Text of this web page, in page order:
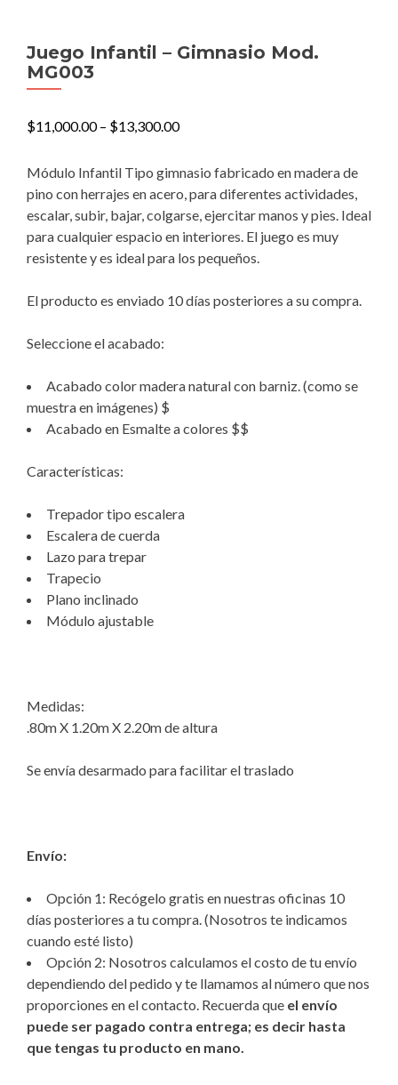
Juego Infantil – Gimnasio Mod.
MG003
$11,000.00– $13,300.00
Módulo Infantil Tipo gimnasio fabricado en madera de
pino con herrajes en acero, para diferentes actividades,
escalar, subir, bajar, colgarse, ejercitar manos y pies. Ideal
para cualquier espacio en interiores. El juego es muy
resistente y es ideal para los pequeños.
El producto es enviado 10 días posteriores a su compra.
Seleccione el acabado:
Acabado color madera natural con barniz. (como se
muestra en imágenes) $
Acabado en Esmalte a colores $$
Características:
Trepador tipo escalera
Escalera de cuerda
Lazo para trepar
Trapecio
Plano inclinado
Módulo ajustable
Medidas:
.80m X 1.20m X 2.20m de altura
Se envía desarmado para facilitar el traslado
Envío:
Opción 1: Recógelo gratis en nuestras oficinas 10
días posteriores a tu compra. (Nosotros te indicamos
cuando esté listo)
Opción 2: Nosotros calculamos el costo de tu envío
dependiendo del pedido y te llamamos al número que nos
proporciones en el contacto. Recuerda que el envío
puede ser pagado contra entrega; es decir hasta
que tengas tu producto en mano.